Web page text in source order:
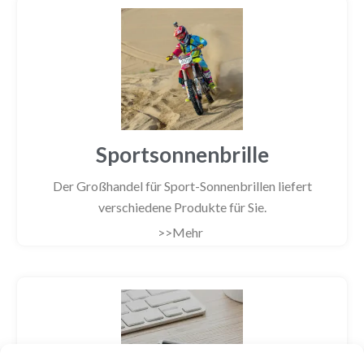
Sportsonnenbrille
Der Großhandel für Sport-Sonnenbrillen liefert
verschiedene Produkte für Sie.
>>Mehr